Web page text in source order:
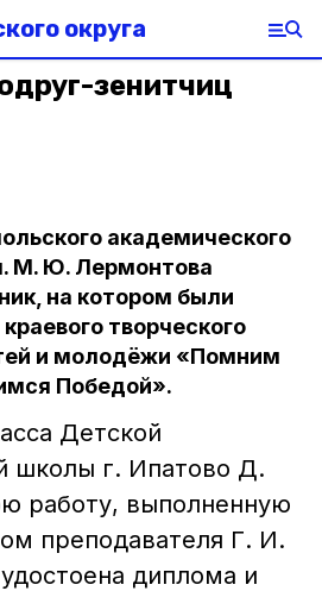
округа
зенитчиц
академического
М. Ю. Лермонтова
на котором были
творческого
и молодёжи «Помним
Победой».
Детской
школы г. Ипатово Д.
работу, выполненную
преподавателя Г. И.
диплома и